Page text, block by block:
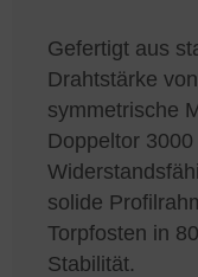
Gefertigt aus
Drahtstärke
symmetrische
Doppeltor
solide
Torpfosten in
Stabilität.